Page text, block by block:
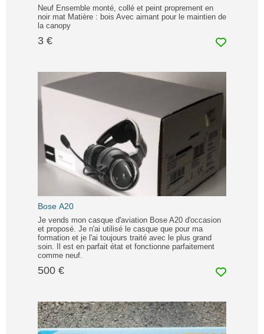
Neuf Ensemble monté, collé et peint proprement en
noir mat Matière : bois Avec aimant pour le maintien de
la canopy
3 €
Bose A20
Je vends mon casque d'aviation Bose A20 d'occasion
et proposé. Je n'ai utilisé le casque que pour ma
formation et je l'ai toujours traité avec le plus grand
soin. Il est en parfait état et fonctionne parfaitement
comme neuf.
500 €